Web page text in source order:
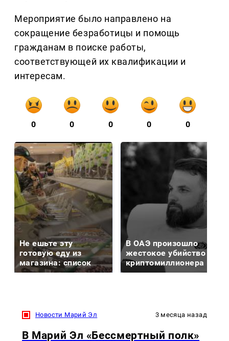
Мероприятие было направлено на
сокращение безработицы и помощь
гражданам в поиске работы,
соответствующей их квалификации и
интересам.
0 0 0 0 0
Не ешьте эту
готовую еду из
магазина: список
В ОАЭ произошло
жестокое убийство
криптомиллионера
Новости Марий Эл 3 месяца назад
В Марий Эл «Бессмертный полк»